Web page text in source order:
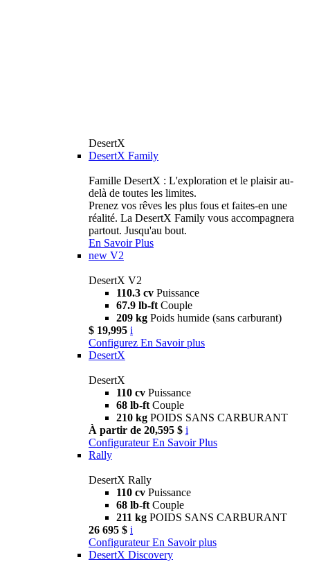
DesertX
DesertX Family
Famille DesertX : L'exploration et le plaisir au-
delà de toutes les limites.
Prenez vos rêves les plus fous et faites-en une
réalité. La DesertX Family vous accompagnera
partout. Jusqu'au bout.
En Savoir Plus
new V2
DesertX V2
110.3 cv Puissance
67.9 lb-ft Couple
209 kg Poids humide (sans carburant)
$ 19,995 i
Configurez En Savoir plus
DesertX
DesertX
110 cv Puissance
68 lb-ft Couple
210 kg POIDS SANS CARBURANT
À partir de 20,595 $ i
Configurateur En Savoir Plus
Rally
DesertX Rally
110 cv Puissance
68 lb-ft Couple
211 kg POIDS SANS CARBURANT
26 695 $ i
Configurateur En Savoir plus
DesertX Discovery